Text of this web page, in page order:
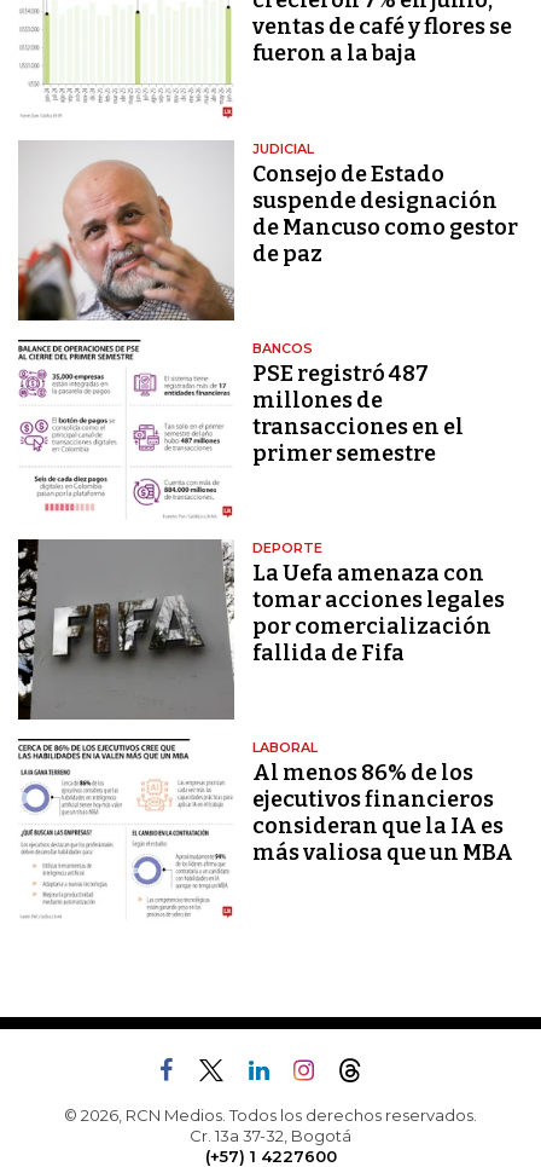
ventas de café y flores se
fueron a la baja
JUDICIAL
Consejo de Estado
suspende designación
de Mancuso como gestor
de paz
BANCOS
PSE registró 487
millones de
transacciones en el
primer semestre
DEPORTE
La Uefa amenaza con
tomar acciones legales
por comercialización
fallida de Fifa
LABORAL
Al menos 86% de los
ejecutivos financieros
consideran que la IA es
más valiosa que un MBA
© 2026, RCN Medios. Todos los derechos reservados.
Cr. 13a 37-32, Bogotá
(+57) 1 4227600